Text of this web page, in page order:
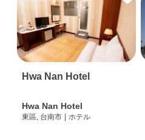
Hwa Nan Hotel
Hwa Nan Hotel
東區, 台南市 | ホテル